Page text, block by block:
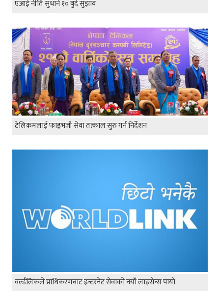
एआई नीति सुधार्न १० बुँदे सुझाव
टेलिकमलाई फाइभजी सेवा तत्काल सुरु गर्न निर्देशन
वर्ल्डलिंकले प्राधिकरणबाट इन्टरनेट सेवाको नयाँ लाइसेन्स पायो